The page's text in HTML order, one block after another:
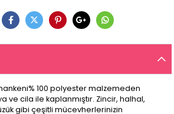
100 polyester malzemeden
ve cila ile kaplanmıştır. Zincir, halhal,
gibi çeşitli mücevherlerinizin